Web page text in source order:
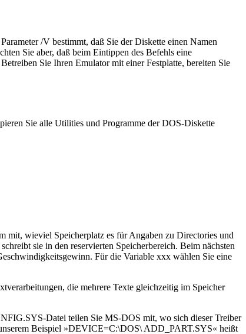
/V bestimmt, daß Sie der Diskette einen Namen
Sie aber, daß beim Eintippen des Befehls eine
Sie Ihren Emulator mit einer Festplatte, bereiten Sie
Sie alle Utilities und Programme der DOS-Diskette
mit, wieviel Speicherplatz es für Angaben zu Directories und
sie in den reservierten Speicherbereich. Beim nächsten
Für die Variable xxx wählen Sie eine
die mehrere Texte gleichzeitig im Speicher
Datei teilen Sie MS-DOS mit, wo sich dieser Treiber
Beispiel »DEVICE=C:\DOS\ ADD_PART.SYS« heißt